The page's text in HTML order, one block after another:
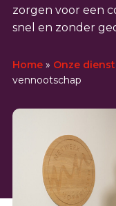
zorgen voor een
snel en zonder
Home» Onze
vennootschap